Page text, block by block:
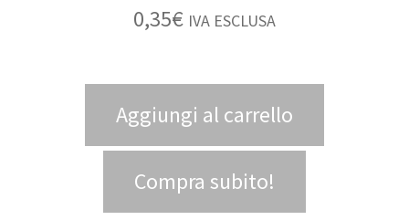
0,35€ IVA ESCLUSA
Aggiungi al carrello
Compra subito!